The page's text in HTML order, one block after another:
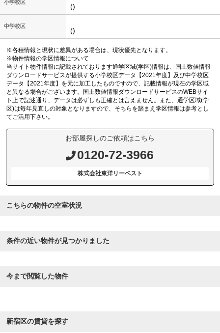
小学校区
()
中学校区
()
※各種情報と現状に差異がある場合は、現状優先となります。
※物件情報の学区情報について
当サイト物件情報に記載されております通学区域(学区)情報は、国土数値情報
ダウンロードサービスが提供する小学校区データ【2021年度】及び中学校区
データ【2021年度】を元に加工したものですので、記載情報が現在の学区域
と異なる場合がございます。国土数値情報ダウンロードサービスのWEBサイ
ト上で記述通り、データは必ずしも正確とは言えません。また、通学区域(学
区)は毎年見直しの対象となりますので、そちらを踏まえ学区情報は参考とし
てご活用下さい。
お部屋探しのご依頼はこちら
0120-72-3966
株式会社東洋リーベスト
こちらの物件の空室状況
条件の近い物件が見つかりました
今まで閲覧した物件
新宿区の賃貸を探す